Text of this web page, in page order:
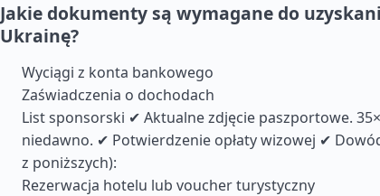
Jakie dokumenty są wymagane do
Ukrainę?
Wyciągi z konta bankowego
Zaświadczenia o dochodach
List sponsorski ✔ Aktualne zdjęcie paszportowe.
niedawno. ✔ Potwierdzenie opłaty wizowej ✔
z poniższych):
Rezerwacja hotelu lub voucher turystyczny